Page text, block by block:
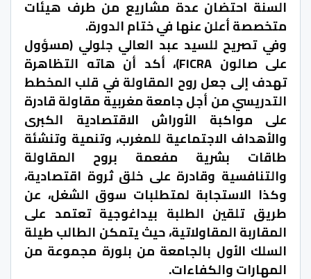
السنة احتضان عدة مشاريع من طرف هيئات
متخصصة أعلن عنها في ختام الدورة.
وفي تصريح للسيد عبد العالي جلولي (مسؤول
على صالون FICRA)، أكد أن هاته التظاهرة
تهدف إلى جعل روح المقاولة في قلب المخطط
التدريسي من أجل جامعة مغربية مقاولة قادرة
على مواكبة الأوراش الاقتصادية الكبرى
والأهداف الاجتماعية للمغرب، وتنمية وتنشئة
طاقات بشرية مفعمة بروح المقاولة
والتنافسية وقادرة على خلق ثروة اقتصادية،
وكذا الاستجابة لمتطلبات سوق الشغل، عن
طريق تلقين الطلبة بيداغوجية تعتمد على
المقاربة المقاولاتية، حيث يتمكن الطالب طيلة
السلك الأول بالجامعة من بلورة مجموعة من
المهارات والكفاءات.